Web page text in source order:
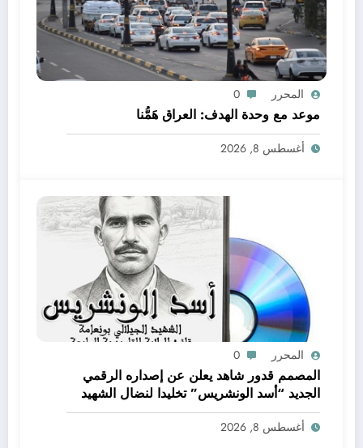
المحرر 0
موعد مع وحدة الهدف: العراق هَمُّنا
أغسطس 8, 2026
المحرر 0
المصمم قدور شاهد يعلن عن إصداره الرقمي
الجديد “أسد الونشريس” تخليدا لنضال الشهيد
الجيلالي بونعامة
أغسطس 8, 2026